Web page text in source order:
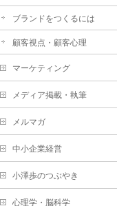
ブランドをつくるには
顧客視点・顧客心理
マーケティング
メディア掲載・執筆
メルマガ
中小企業経営
小澤歩のつぶやき
心理学・脳科学